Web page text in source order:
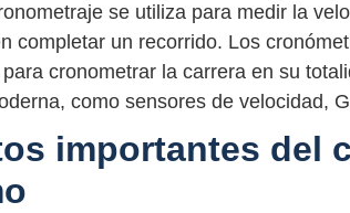
se utiliza para medir la
completar un recorrido. Los
cronometrar la carrera en su
como sensores de velocidad,
importantes del